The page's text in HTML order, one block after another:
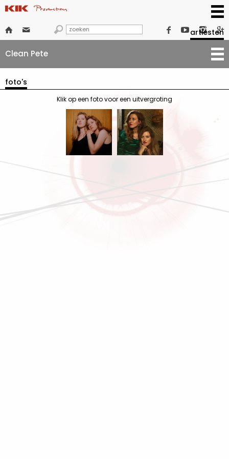
      
artiesten
Clean Pete
foto's
Klik op een foto voor een uitvergroting